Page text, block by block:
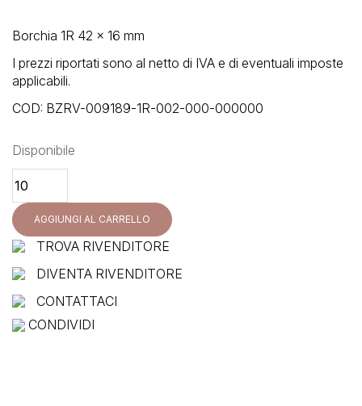
Borchia 1R 42 x 16 mm
I prezzi riportati sono al netto di IVA e di eventuali imposte
applicabili.
COD: BZRV-009189-1R-002-000-000000
Disponibile
RIV
quantitàAGGIUNGI AL CARRELLO
TROVA RIVENDITORE
DIVENTA RIVENDITORE
CONTATTACI
CONDIVIDI